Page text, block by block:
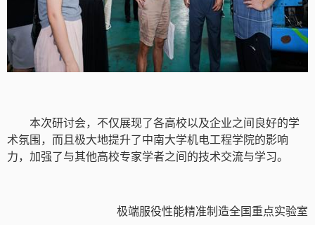
本次研讨会，不仅展现了各高校以及企业之间良好的学
术氛围，而且极大地提升了中南大学机电工程学院的影响
力，加强了与其他高校专家学者之间的技术交流与学习。
极端服役性能精准制造全国重点实验室